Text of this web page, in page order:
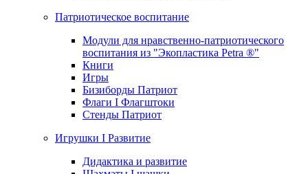
Патриотическое воспитание
Модули для нравственно-патриотического
воспитания из "Экопластика Petra ®"
Книги
Игры
Бизиборды Патриот
Флаги I Флагштоки
Стенды Патриот
Игрушки I Развитие
Дидактика и развитие